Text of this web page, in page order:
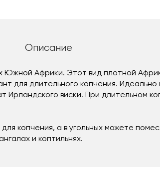
Описание
Южной Африки. Этот вид плотной
для длительного копчения. Идеально
виски. При длительном
копчения, а в угольных можете
и коптильнях.